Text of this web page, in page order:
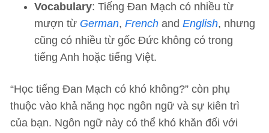
Vocabulary: Tiếng Đan Mạch có nhiều từ
mượn từ German, French and English, nhưng
cũng có nhiều từ gốc Đức không có trong
tiếng Anh hoặc tiếng Việt.
“Học tiếng Đan Mạch có khó không?” còn phụ
thuộc vào khả năng học ngôn ngữ và sự kiên trì
của bạn. Ngôn ngữ này có thể khó khăn đối với